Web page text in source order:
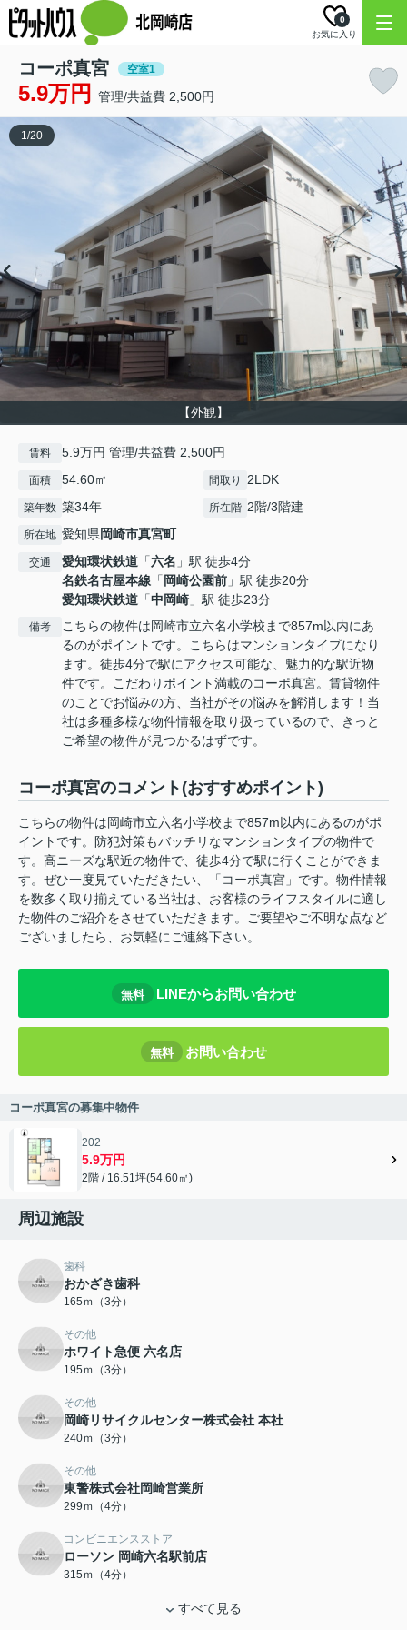
お気に入り
0
コーポ真宮 空室1
5.9万円 管理/共益費 2,500円
【外観】
1/20
賃料 5.9万円 管理/共益費 2,500円
面積 54.60㎡ 間取り 2LDK
築年数 築34年 所在階 2階/3階建
所在地 愛知県岡崎市真宮町
交通 愛知環状鉄道 「六名 」駅 徒歩4分
名鉄名古屋本線 「 岡崎公園前 」駅 徒歩20分
愛知環状鉄道 「中岡崎 」駅 徒歩23分
備考
こちらの物件は岡崎市立六名小学校まで857m以内にあ
るのがポイントです。こちらはマンションタイプになり
ます。徒歩4分で駅にアクセス可能な、魅力的な駅近物
件です。こだわりポイント満載のコーポ真宮。賃貸物件
のことでお悩みの方、当社がその悩みを解消します！当
社は多種多様な物件情報を取り扱っているので、きっと
ご希望の物件が見つかるはずです。
コーポ真宮のコメント(おすすめポイント)
こちらの物件は岡崎市立六名小学校まで857m以内にあるのがポ
イントです。防犯対策もバッチリなマンションタイプの物件で
す。高ニーズな駅近の物件で、徒歩4分で駅に行くことができま
す。ぜひ一度見ていただきたい、「コーポ真宮」です。物件情報
を数多く取り揃えている当社は、お客様のライフスタイルに適し
た物件のご紹介をさせていただきます。ご要望やご不明な点など
ございましたら、お気軽にご連絡下さい。
無料 LINEからお問い合わせ
無料 お問い合わせ
コーポ真宮の募集中物件
202
5.9万円
2階 / 16.51坪(54.60㎡)
周辺施設
歯科
おかざき歯科
165ｍ（3分）
その他
ホワイト急便 六名店
195ｍ（3分）
その他
岡崎リサイクルセンター株式会社 本社
240ｍ（3分）
その他
東警株式会社岡崎営業所
299ｍ（4分）
コンビニエンスストア
ローソン 岡崎六名駅前店
315ｍ（4分）
すべて見る